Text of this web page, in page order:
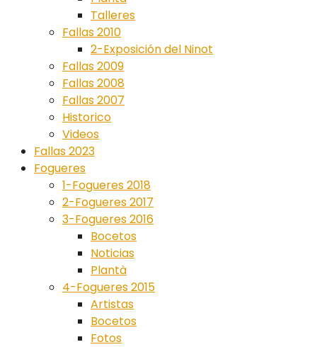
Talleres
Fallas 2010
2-Exposición del Ninot
Fallas 2009
Fallas 2008
Fallas 2007
Historico
Videos
Fallas 2023
Fogueres
1-Fogueres 2018
2-Fogueres 2017
3-Fogueres 2016
Bocetos
Noticias
Plantà
4-Fogueres 2015
Artistas
Bocetos
Fotos